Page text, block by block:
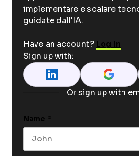
implementare e scalare
guidate dall'IA.
Have an account? Log In
Sign up with:
Or sign up with
Name *